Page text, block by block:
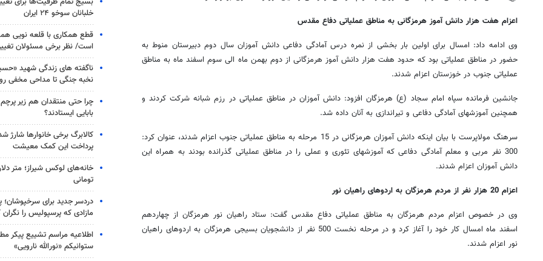
اعزام هفت هزار دانش آموز هرمزگانی به مناطق عملیاتی دفاع مقدس
وی ادامه داد: امسال برای اولین بار بخشی از نمره درس آمادگی دفاعی دانش آموزان سال دوم دبیرستان منوط به
حضور در مناطق عملیاتی بود که حدود هفت هزار دانش آموز هرمزگانی از دوم بهمن ماه الی سوم اسفند ماه به مناطق
عملیاتی جنوب در خوزستان اعزام شدند.
جانشین فرمانده سپاه امام سجاد (ع) هرمزگان افزود: دانش آموزان در مناطق عملیاتی در رزم شبانه شرکت کردند و
همچنین آموزشهای آمادگی دفاعی و تیراندازی به آنان داده شد.
سرهنگ مولاپرست با بیان اینکه دانش آموزان هرمزگانی در 15 مرحله به مناطق عملیاتی جنوب اعزام شدند، عنوان کرد:
300 نفر مربی و معلم آمادگی دفاعی که آموزشهای تئوری و عملی را در مناطق عملیاتی گذرانده بودند به همراه این
دانش آموزان اعزام شدند.
اعزام 20 هزار نفر از مردم هرمزگان به اردوهای راهیان نور
وی در خصوص اعزام مردم هرمزگان به مناطق عملیاتی دفاع مقدس گفت: ستاد راهیان نور هرمزگان از چهاردهم
اسفند ماه امسال کار خود را آغاز کرد و در مرحله نخست 500 نفر از دانشجویان بسیجی هرمزگان به اردوهای راهیان
نور اعزام شدند.
خلبانان سوخو ۲۴ ایران
قطع همکاری با قلعه نویی
است/ نظر برخی مسئولان
ناگفته های زندگی شهید
نخبه جنگی تا مداحی مخفی
چرا حتی منتقدان هم زیر
بابایی ایستادند؟
کالابرگ برخی خانوارها شارژ
پرداخت این کمک معیشت
خانه‌های لوکس شیراز؛ متر
تومانی
دردسر جدید برای سرخپوشان؛
مازادی که پرسپولیس را نگران
اطلاعیه مراسم تشییع پیکر
ستوانیکم «نورالله نارویی»